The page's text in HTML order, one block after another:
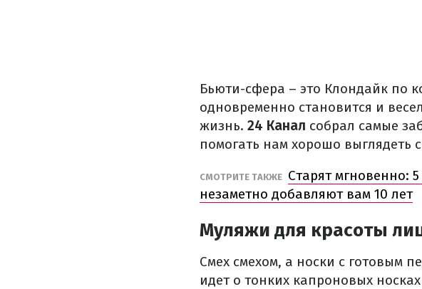
Бьюти-сфера – это Клондайк по
одновременно становится и
жизнь. 24 Канал собрал самые
помогать нам хорошо выглядеть
СМОТРИТЕ ТАКЖЕ Старят мгновенно:
незаметно добавляют вам 10 лет
Муляжи для красоты
Смех смехом, а носки с готовым
идет о тонких капроновых